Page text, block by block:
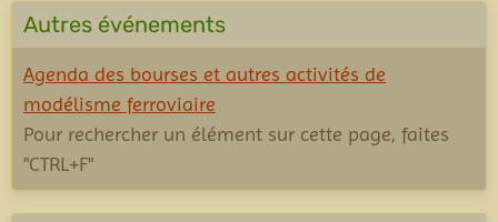
Autres événements
Agenda des bourses et autres activités de
modélisme ferroviaire
Pour rechercher un élément sur cette page, faites
"CTRL+F"